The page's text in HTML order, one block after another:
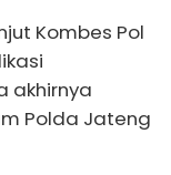
Kombes Pol
akhirnya
Polda Jateng